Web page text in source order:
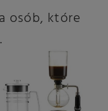
osób, które